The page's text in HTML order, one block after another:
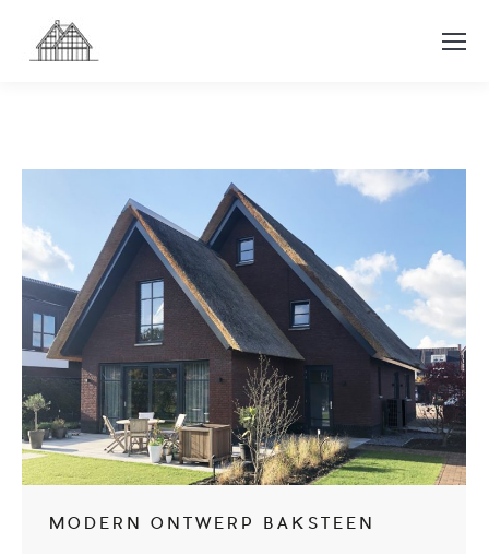
MODERN ONTWERP BAKSTEEN